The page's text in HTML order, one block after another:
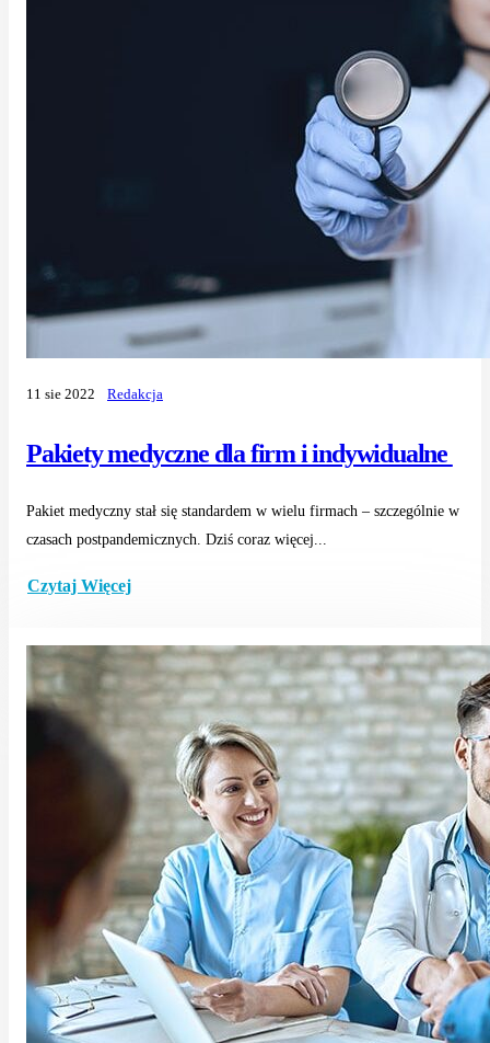
Pakiety medyczne dla firm i indywidualne
11 sie 2022 Redakcja
Pakiet medyczny stał się standardem w wielu firmach – szczególnie w
czasach postpandemicznych. Dziś coraz więcej...
Czytaj Więcej